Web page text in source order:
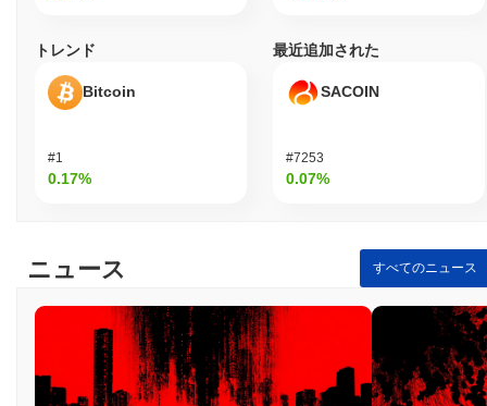
トレンド
Bitcoin
#1
0.17%
最近追加された
SACOIN
#7253
0.07%
ニュース すべてのニュース